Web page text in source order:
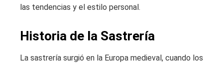
las tendencias y el estilo personal.
Historia de la Sastrería
La sastrería surgió en la Europa medieval, cuando los